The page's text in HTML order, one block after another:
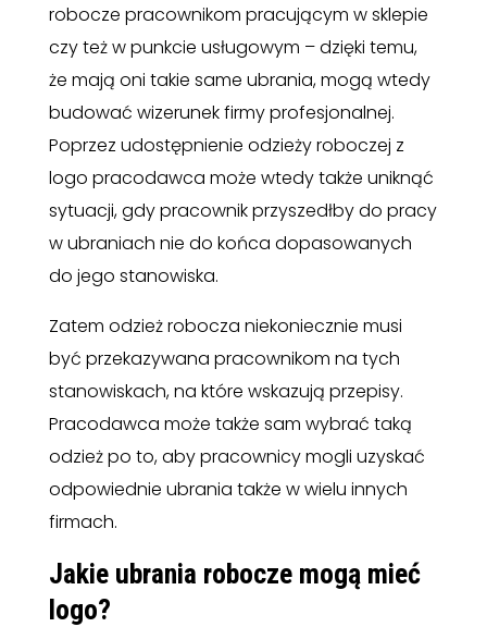
robocze pracownikom pracującym w sklepie
czy też w punkcie usługowym – dzięki temu,
że mają oni takie same ubrania, mogą wtedy
budować wizerunek firmy profesjonalnej.
Poprzez udostępnienie odzieży roboczej z
logo pracodawca może wtedy także uniknąć
sytuacji, gdy pracownik przyszedłby do pracy
w ubraniach nie do końca dopasowanych
do jego stanowiska.
Zatem odzież robocza niekoniecznie musi
być przekazywana pracownikom na tych
stanowiskach, na które wskazują przepisy.
Pracodawca może także sam wybrać taką
odzież po to, aby pracownicy mogli uzyskać
odpowiednie ubrania także w wielu innych
firmach.
Jakie ubrania robocze mogą mieć
logo?